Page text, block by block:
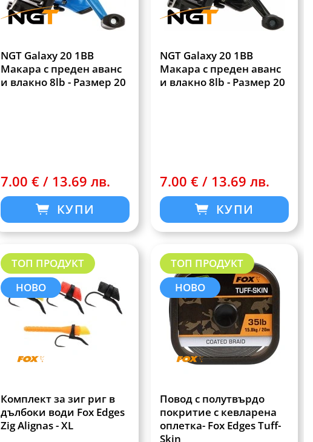
NGT Galaxy 20 1BB
Макара с преден аванс
и влакно 8lb - Размер 20
7.00 € / 13.69 лв.
КУПИ
NGT Galaxy 20 1BB
Макара с преден аванс
и влакно 8lb - Размер 20
7.00 € / 13.69 лв.
КУПИ
ТОП ПРОДУКТ
НОВО
Комплект за зиг риг в
дълбоки води Fox Edges
Zig Alignas - XL
ТОП ПРОДУКТ
НОВО
Повод с полутвърдо
покритие с кевларена
оплетка- Fox Edges Tuff-
Skin